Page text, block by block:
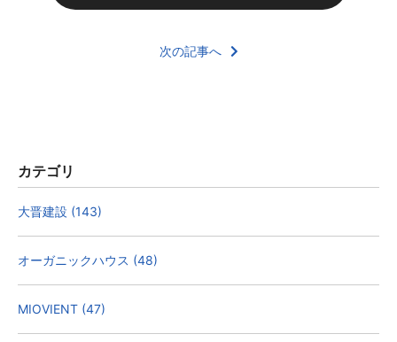
次の記事へ
カテゴリ
大晋建設 (143)
オーガニックハウス (48)
MIOVIENT (47)